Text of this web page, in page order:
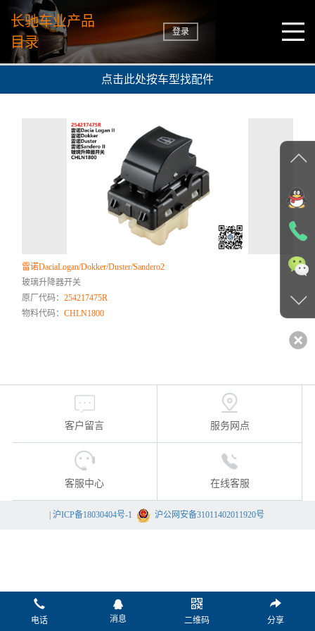
长驰车业产品
目录
登录
点击此处按车型找配件
雷诺DaciaLogan/Dokker/Duster/Sandero2
玻璃升降器开关
原厂代码：254217475R
物料代码：CHLN1800
客户留言 服务网点
客服中心 在线客服
沪ICP备18030404号-1 沪公网安备31011402011920号
电话 消息 二维码 分享